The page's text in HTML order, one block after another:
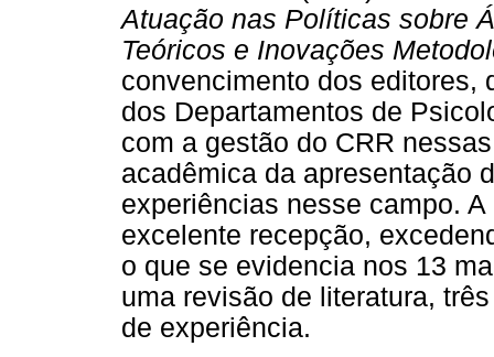
Atuação nas Políticas sobre
Teóricos e Inovações
convencimento dos editores,
dos Departamentos de
com a gestão do CRR
acadêmica da apresentação
experiências nesse campo.
excelente recepção,
o que se evidencia nos 13
uma revisão de literatura,
de experiência.